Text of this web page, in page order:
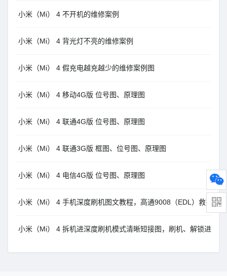
小米（Mi） 4 不开机的维修案例
小米（Mi） 4 背光灯不亮的维修案例
小米（Mi） 4 假充电越充越少的维修案例图
小米（Mi） 4 移动4G版 位号图、原理图
小米（Mi） 4 联通4G版 位号图、原理图
小米（Mi） 4 联通3G版 框图、位号图、原理图
小米（Mi） 4 电信4G版 位号图、原理图
小米（Mi） 4 手机深度刷机图文教程，高通9008（EDL）救砖方法
小米（Mi） 4 拆机进深度刷机模式清晰短接图，刷机、解锁进高